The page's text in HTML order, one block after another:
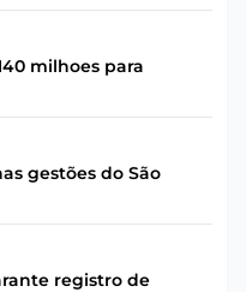
milhoes para
gestões do São
registro de